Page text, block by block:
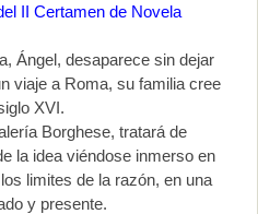
II Certamen de Novela
Ángel, desaparece sin dejar
viaje a Roma, su familia cree
XVI.
Borghese, tratará de
la idea viéndose inmerso en
limites de la razón, en una
y presente.